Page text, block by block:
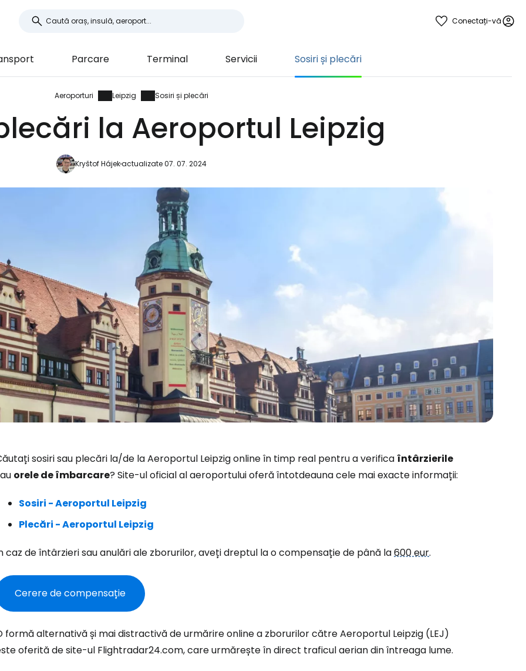
Conectați-vă
Parcare Terminal Servicii Sosiri și plecări
Aeroporturi Leipzig Sosiri și plecări
la Aeroportul Leipzig
Kryštof Hájekactualizate 07. 07. 2024
sosiri sau plecări la/de la Aeroportul Leipzig online în timp real pentru a verifica întârzierile
orele de îmbarcare? Site-ul oficial al aeroportului oferă întotdeauna cele mai exacte informații:
Sosiri - Aeroportul Leipzig
Plecări - Aeroportul Leipzig
caz de întârzieri sau anulări ale zborurilor, aveți dreptul la o compensație de până la600 eur.
Cerere de compensație
formă alternativă și mai distractivă de urmărire online a zborurilor către Aeroportul Leipzig (LEJ)
oferită de site-ul Flightradar24.com, care urmărește în direct traficul aerian din întreaga lume.
Conectați-vă la Cestee
... comunitatea mondială a călătorilor